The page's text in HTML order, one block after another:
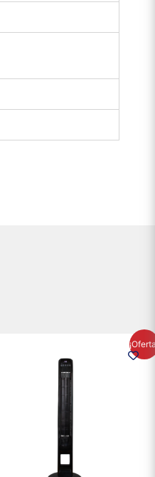
original
era:
$1,199.00.
precio
actual